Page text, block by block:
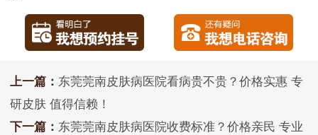
上一篇： 东莞莞南皮肤病医院看病贵不贵？价格实惠 专
研皮肤 值得信赖！
下一篇： 东莞莞南皮肤病医院收费标准？价格亲民 专业